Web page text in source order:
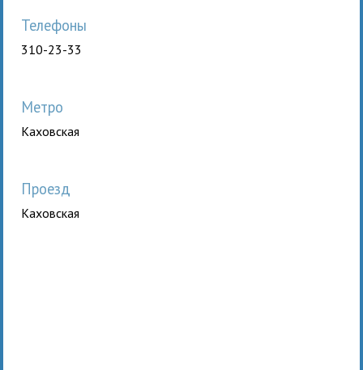
Телефоны
310-23-33
Метро
Каховская
Проезд
Каховская